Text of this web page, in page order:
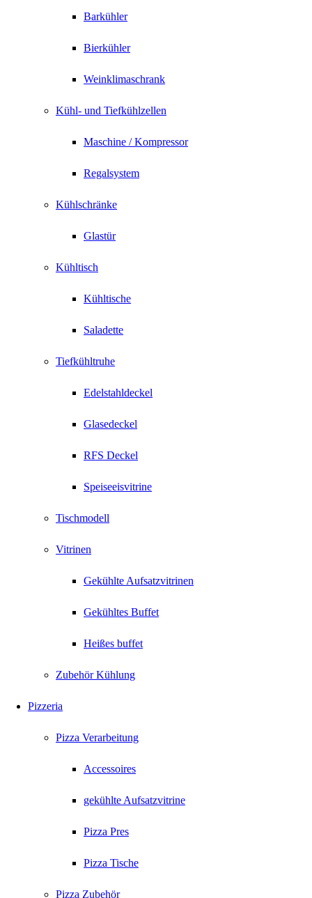
Barkühler
Bierkühler
Weinklimaschrank
Kühl- und Tiefkühlzellen
Maschine / Kompressor
Regalsystem
Kühlschränke
Glastür
Kühltisch
Kühltische
Saladette
Tiefkühltruhe
Edelstahldeckel
Glasedeckel
RFS Deckel
Speiseeisvitrine
Tischmodell
Vitrinen
Gekühlte Aufsatzvitrinen
Gekühltes Buffet
Heißes buffet
Zubehör Kühlung
Pizzeria
Pizza Verarbeitung
Accessoires
gekühlte Aufsatzvitrine
Pizza Pres
Pizza Tische
Pizza Zubehör